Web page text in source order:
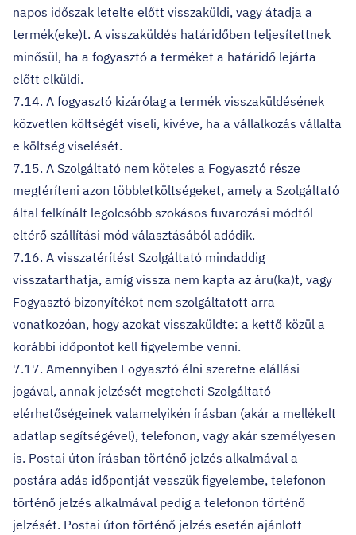
napos időszak letelte előtt visszaküldi, vagy átadja a
termék(eke)t. A visszaküldés határidőben teljesítettnek
minősül, ha a fogyasztó a terméket a határidő lejárta
előtt elküldi.
7.14. A fogyasztó kizárólag a termék visszaküldésének
közvetlen költségét viseli, kivéve, ha a vállalkozás vállalta
e költség viselését.
7.15. A Szolgáltató nem köteles a Fogyasztó része
megtéríteni azon többletköltségeket, amely a Szolgáltató
által felkínált legolcsóbb szokásos fuvarozási módtól
eltérő szállítási mód választásából adódik.
7.16. A visszatérítést Szolgáltató mindaddig
visszatarthatja, amíg vissza nem kapta az áru(ka)t, vagy
Fogyasztó bizonyítékot nem szolgáltatott arra
vonatkozóan, hogy azokat visszaküldte: a kettő közül a
korábbi időpontot kell figyelembe venni.
7.17. Amennyiben Fogyasztó élni szeretne elállási
jogával, annak jelzését megteheti Szolgáltató
elérhetőségeinek valamelyikén írásban (akár a mellékelt
adatlap segítségével), telefonon, vagy akár személyesen
is. Postai úton írásban történő jelzés alkalmával a
postára adás időpontját vesszük figyelembe, telefonon
történő jelzés alkalmával pedig a telefonon történő
jelzését. Postai úton történő jelzés esetén ajánlott